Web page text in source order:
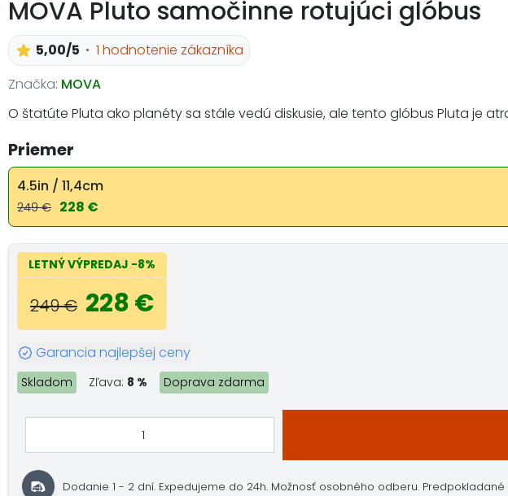
MOVA Pluto samočinne rotujúci glóbus
5,00/5
1 hodnotenie zákazníka
Značka: MOVA
O štatúte Pluta ako planéty sa stále vedú diskusie, ale tento glóbus Pluta je
Priemer
4.5in / 11,4cm
249 € 228 €
LETNÝ VÝPREDAJ -8%
249 € 228 €
Garancia najlepšej ceny
Skladom Zľava: 8 % Doprava zdarma
Dodanie 1 - 2 dní. Expedujeme do 24h. Možnosť osobného odberu. Predpokladané